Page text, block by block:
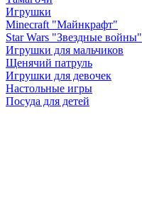
Игрушки
Minecraft "Майнкрафт"
Star Wars "Звездные войны"
Игрушки для мальчиков
Щенячий патруль
Игрушки для девочек
Настольные игры
Посуда для детей